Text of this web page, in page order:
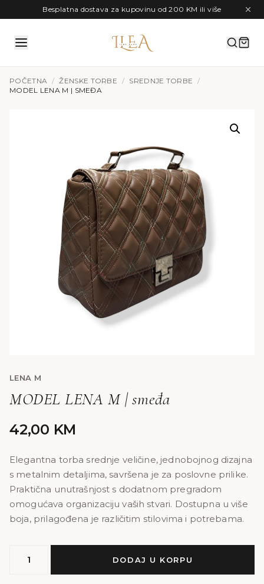
Preskoči na sadržajBesplatna dostava za kupovinu od 200 KM ili više
POČETNA / ŽENSKE TORBE / SREDNJE TORBE
/
MODEL LENA M | SMEĐA
LENA M
MODEL LENA M | smeđa
42,00 KM
Elegantna torba srednje veličine, jednobojnog dizajna
s metalnim detaljima, savršena je za poslovne prilike.
Praktična unutrašnjost s dodatnom pregradom
omogućava organizaciju vaših stvari. Dostupna u više
boja, prilagođena je različitim stilovima i potrebama.
LENA
DODAJ U KORPU